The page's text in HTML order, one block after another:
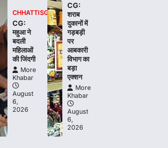
CHHATTISGARH
CG:
महुआ ने
बदली
महिलाओं
की जिंदगी
More
Khabar
August
6,
2026
CG:
शराब
दुकानों में
गड़बड़ी
पर
आबकारी
विभाग का
बड़ा
एक्शन
More
Khabar
August
6,
2026